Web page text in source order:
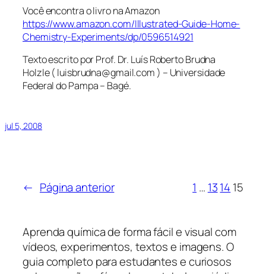
Você encontra o livro na Amazon
https://www.amazon.com/Illustrated-Guide-Home-
Chemistry-Experiments/dp/0596514921
Texto escrito por Prof. Dr. Luís Roberto Brudna
Holzle ( luisbrudna@gmail.com ) – Universidade
Federal do Pampa – Bagé.
jul 5, 2008
← Página anterior 1 … 1314 15
Aprenda química de forma fácil e visual com
vídeos, experimentos, textos e imagens. O
guia completo para estudantes e curiosos